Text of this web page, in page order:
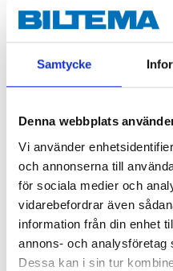
Samtycke
Denna webbplats
Vi använder
och annonserna till
för sociala medier och
vidarebefordrar även
information från din enhet
annons- och analysföretag
Dessa kan i sin tur
LÄS
Andra